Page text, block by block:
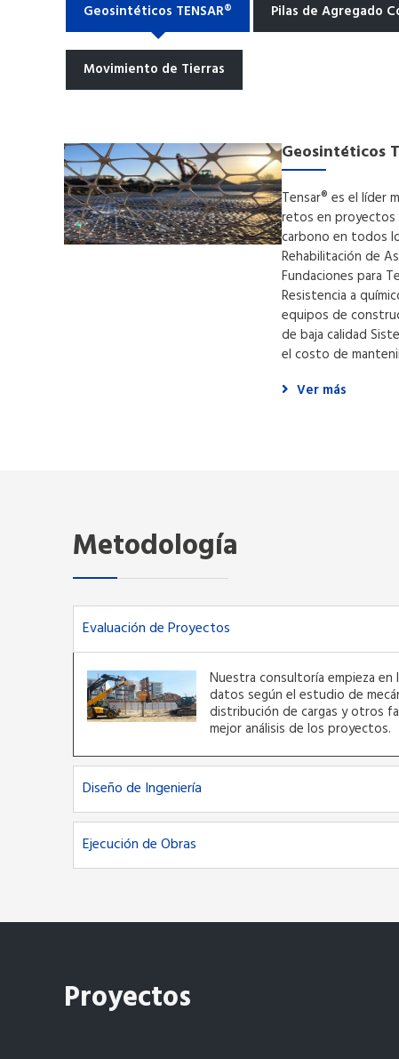
Geosintéticos TENSAR® Pilas de Agregado
Movimiento de Tierras
Geosintéticos
Tensar® es el líder
retos en proyectos
carbono en todos
Rehabilitación de
Fundaciones para
Resistencia a
equipos de
de baja calidad
el costo de
Ver más
Metodología
Evaluación de Proyectos
Nuestra consultoría empieza
datos según el estudio de
distribución de cargas y otros
mejor análisis de los proyectos.
Diseño de Ingeniería
Ejecución de Obras
Proyectos